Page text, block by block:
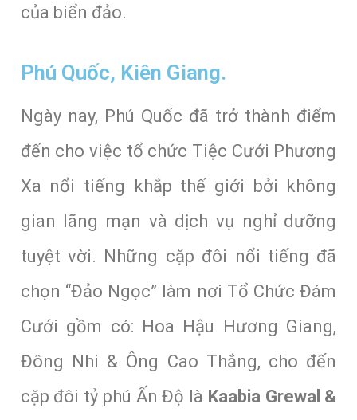
của biển đảo.
Phú Quốc, Kiên Giang.
Ngày nay, Phú Quốc đã trở thành điểm
đến cho việc tổ chức Tiệc Cưới Phương
Xa nổi tiếng khắp thế giới bởi không
gian lãng mạn và dịch vụ nghỉ dưỡng
tuyệt vời. Những cặp đôi nổi tiếng đã
chọn “Đảo Ngọc” làm nơi Tổ Chức Đám
Cưới gồm có: Hoa Hậu Hương Giang,
Đông Nhi & Ông Cao Thắng, cho đến
cặp đôi tỷ phú Ấn Độ là Kaabia Grewal &